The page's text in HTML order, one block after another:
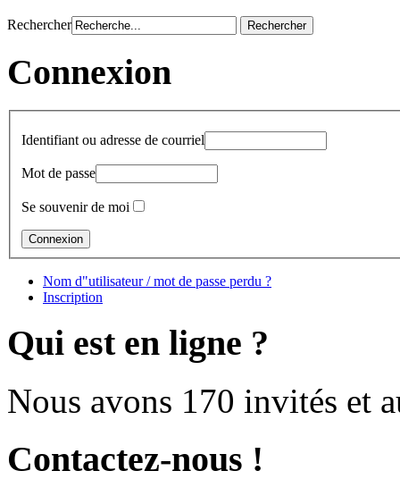
Rechercher
Connexion
Identifiant ou adresse de courriel
Mot de passe
Se souvenir de moi
Nom d"utilisateur / mot de passe perdu ?
Inscription
Qui est en ligne ?
Nous avons 170 invités et
Contactez-nous !